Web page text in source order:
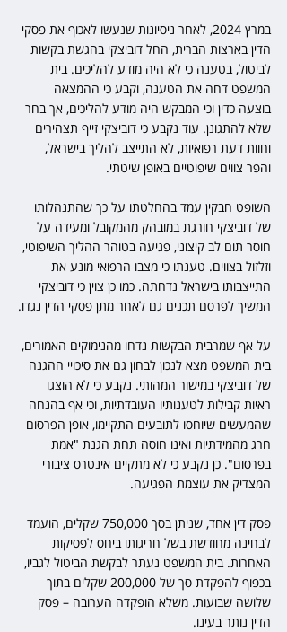
במרץ 2024, לאחר ניסיונות שנעשו לאכוף את פסקי
הדין בארצות הברית, החל דוביצקי בהגשת בקשות
לביטול, בטענה כי לא היה מודע להליכים. בית
המשפט דחה את הטענה, וקבע כי ההמצאה
בוצעה כדין וכי המבקש היה מודע להליכים, אך בחר
שלא להתגונן. עוד נקבע כי דוביצקי זייף תצהירים
וחוות דעת רפואיות, לא התייצב להליך בישראל,
והפר צווים שיפוטיים באופן שיטתי.
השופט חבקין עמד בהחלטתו על כך שהתנהלותו
של דוביצקי חורגת במובהק מהמקובל ומעידה על
חוסר תום לב קיצוני, פגיעה בטוהר ההליך השיפוטי,
וזלזול בצווים. טענתו כי מצבו הרפואי מונע את
התייצבותו בישראל נדחתה. כמו כן צוין כי דוביצקי
המשיך לפרסם תכנים גם לאחר מתן פסקי הדין נגדו.
על אף שמרבית הבקשות נדחו מהנימוקים האמורים,
בית המשפט מצא לנכון לבחון גם את סיכויי ההגנה
של דוביצקי במישור המהותי. נקבע כי לא הוצגו
ראיות קבילות לטענותיו העובדתיות, וכי אף בהנחה
שהמעשים שיוחסו לתובעים התקיימו, אופן הפרסום
חרג מהמידתיות ואינו חוסה תחת הגנת "אמת
בפרסום". כן נקבע כי לא מתקיים אינטרס ציבורי
המצדיק את עוצמת הפגיעה.
פסק דין אחד, שניתן בסך 750,000 שקלים, הועמד
לבחינה מחודשת בשל חריגותו ביחס לפסיקות
האחרות. בית המשפט נעתר לבקשת הביטול לגביו,
בכפוף להפקדת סך של 200,000 שקלים בתוך
שלושה שבועות. משלא הופקדה הערובה – פסק
הדין נותר בעינו.